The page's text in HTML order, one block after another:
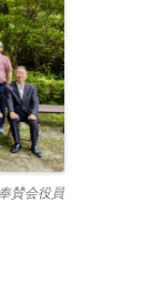
賛会役員